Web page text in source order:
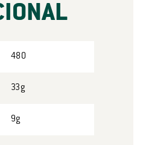
480
33g
9g